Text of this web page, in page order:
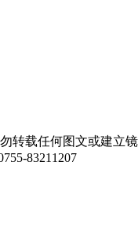
转载任何图文或建立
83211207